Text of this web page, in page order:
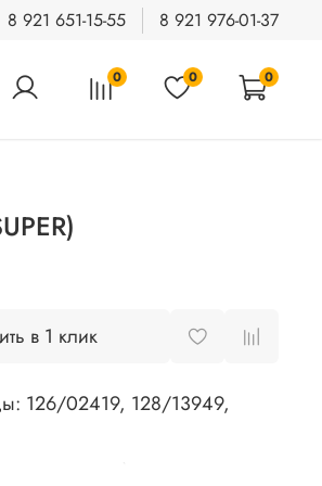
8 921 651-15-55 8 921 976-01-37
0 0 0
в 1 клик
126/02419, 128/13949,